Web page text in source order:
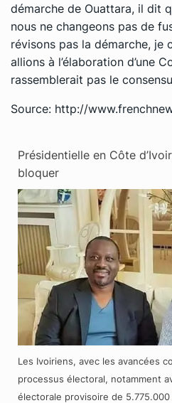
démarche de Ouattara, il dit
nous ne changeons pas de
révisons pas la démarche, je
allions à l’élaboration d’une
rassemblerait pas le
Source: http://
Présidentielle en Côte
bloquer
Les Ivoiriens, avec les avancées
processus électoral, notamment
électorale provisoire de 5.775.000